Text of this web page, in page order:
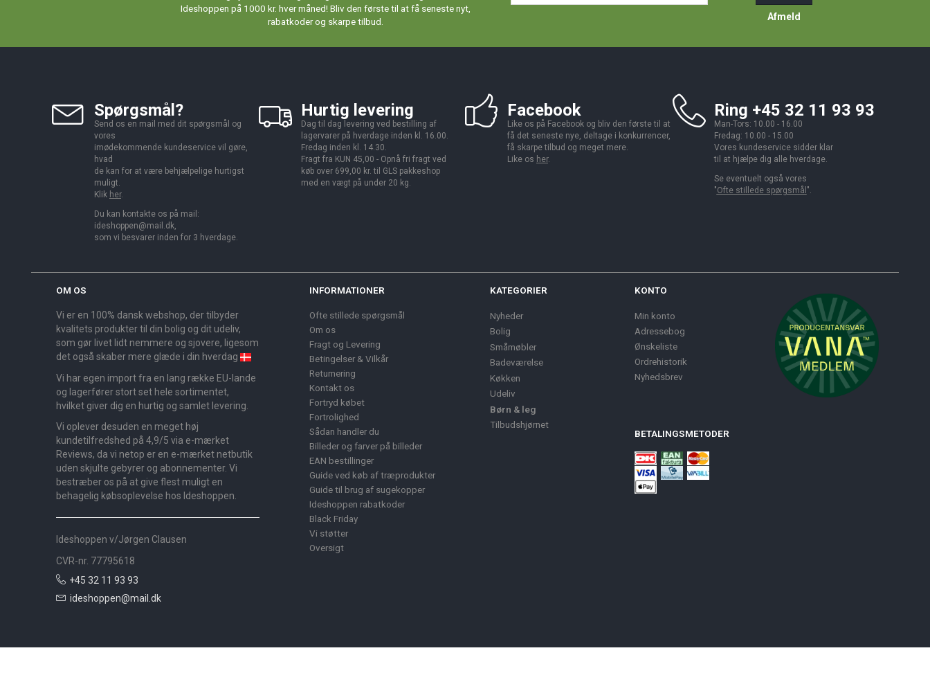
Ideshoppen på 1000 kr. hver måned! Bliv den første til at få seneste nyt,
rabatkoder og skarpe tilbud.
Afmeld
Spørgsmål?
Send os en mail med dit spørgsmål og
vores
imødekommende kundeservice vil gøre,
hvad
de kan for at være behjælpelige hurtigst
muligt.
Klik her.
Du kan kontakte os på mail:
ideshoppen@mail.dk,
som vi besvarer inden for 3 hverdage.
Hurtig levering
Dag til dag levering ved bestilling af
lagervarer på hverdage inden kl. 16.00.
Fredag inden kl. 14.30.
Fragt fra KUN 45,00 - Opnå fri fragt ved
køb over 699,00 kr. til GLS pakkeshop
med en vægt på under 20 kg.
Facebook
Like os på Facebook og bliv den første til at
få det seneste nye, deltage i konkurrencer,
få skarpe tilbud og meget mere.
Like os her.
Ring +45 32 11 93 93
Man-Tors: 10.00 - 16.00
Fredag: 10.00 - 15.00
Vores kundeservice sidder klar
til at hjælpe dig alle hverdage.
Se eventuelt også vores
"Ofte stillede spørgsmål ".
OM OS
Vi er en 100% dansk webshop, der tilbyder
kvalitets produkter til din bolig og dit udeliv,
som gør livet lidt nemmere og sjovere, ligesom
det også skaber mere glæde i din hverdag
Vi har egen import fra en lang række EU-lande
og lagerfører stort set hele sortimentet,
hvilket giver dig en hurtig og samlet levering.
Vi oplever desuden en meget høj
kundetilfredshed på 4,9/5 via e-mærket
Reviews, da vi netop er en e-mærket netbutik
uden skjulte gebyrer og abonnementer. Vi
bestræber os på at give flest muligt en
behagelig købsoplevelse hos Ideshoppen.
Ideshoppen v/Jørgen Clausen
CVR-nr. 77795618
+45 32 11 93 93
ideshoppen@mail.dk
INFORMATIONER
Ofte stillede spørgsmål
Om os
Fragt og Levering
Betingelser & Vilkår
Returnering
Kontakt os
Fortryd købet
Fortrolighed
Sådan handler du
Billeder og farver på billeder
EAN bestillinger
Guide ved køb af træprodukter
Guide til brug af sugekopper
Ideshoppen rabatkoder
Black Friday
Vi støtter
Oversigt
KATEGORIER
Nyheder
Bolig
Småmøbler
Badeværelse
Køkken
Udeliv
Børn & leg
Tilbudshjørnet
KONTO
Min konto
Adressebog
Ønskeliste
Ordrehistorik
Nyhedsbrev
BETALINGSMETODER